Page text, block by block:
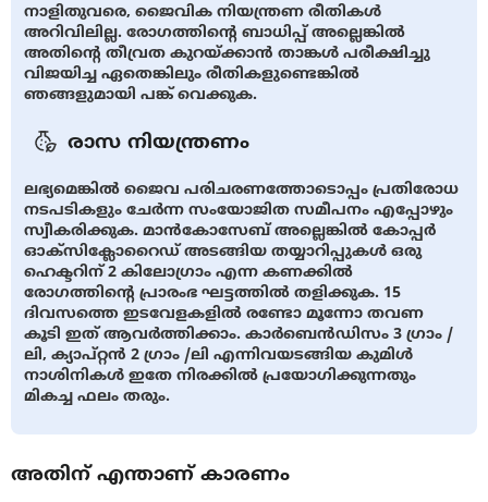
നാളിതുവരെ, ജൈവിക നിയന്ത്രണ രീതികൾ
അറിവിലില്ല. രോഗത്തിൻ്റെ ബാധിപ്പ് അല്ലെങ്കിൽ
അതിൻ്റെ തീവ്രത കുറയ്ക്കാൻ താങ്കൾ പരീക്ഷിച്ചു
വിജയിച്ച ഏതെങ്കിലും രീതികളുണ്ടെങ്കിൽ
ഞങ്ങളുമായി പങ്ക് വെക്കുക.
രാസ നിയന്ത്രണം
ലഭ്യമെങ്കിൽ ജൈവ പരിചരണത്തോടൊപ്പം പ്രതിരോധ
നടപടികളും ചേർന്ന സംയോജിത സമീപനം എപ്പോഴും
സ്വീകരിക്കുക. മാൻകോസേബ് അല്ലെങ്കിൽ കോപ്പർ
ഓക്സിക്ലോറൈഡ് അടങ്ങിയ തയ്യാറിപ്പുകൾ ഒരു
ഹെക്ടറിന് 2 കിലോഗ്രാം എന്ന കണക്കില്‍
രോഗത്തിൻ്റെ പ്രാരംഭ ഘട്ടത്തിൽ തളിക്കുക. 15
ദിവസത്തെ ഇടവേളകളിൽ രണ്ടോ മൂന്നോ തവണ
കൂടി ഇത് ആവർത്തിക്കാം. കാർബെൻഡിസം 3 ഗ്രാം /
ലി, ക്യാപ്റ്റൻ 2 ഗ്രാം /ലി എന്നിവയടങ്ങിയ കുമിള്‍
നാശിനികള്‍ ഇതേ നിരക്കില്‍ പ്രയോഗിക്കുന്നതും
മികച്ച ഫലം തരും.
അതിന് എന്താണ് കാരണം